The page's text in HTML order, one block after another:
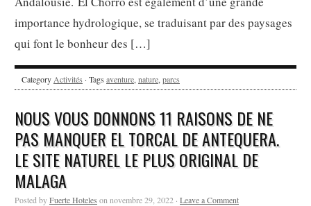
importance hydrologique, se traduisant par des paysages
qui font le bonheur des […]
Category Activités · Tags aventure, nature, parcs
NOUS VOUS DONNONS 11 RAISONS DE NE
PAS MANQUER EL TORCAL DE ANTEQUERA.
LE SITE NATUREL LE PLUS ORIGINAL DE
MALAGA
Posted byFuerte Hoteles on novembre 29, 2022 · Leave a Comment